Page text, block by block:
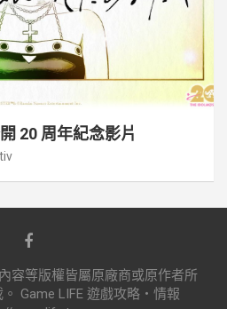
20 周年紀念影片
容等版權皆屬原廠商或原作者所
Game LIFE 遊戲攻略‧情報